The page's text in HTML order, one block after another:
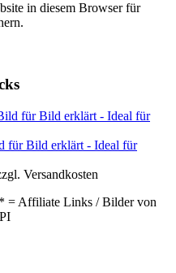
in diesem Browser für
für Bild erklärt - Ideal für
Versandkosten
= Affiliate Links / Bilder von